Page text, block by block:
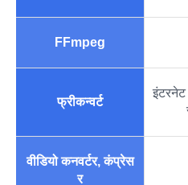
FFmpeg
फ्रीकन्वर्ट
इंटरनेट
वीडियो कनवर्टर, कंप्रेस
र